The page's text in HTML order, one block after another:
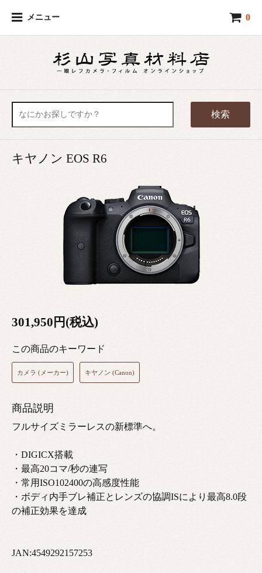
メニュー 0
検索
キヤノン EOS R6
301,950円(税込)
この商品のキーワード
カメラ (メーカー) キヤノン (Canon)
商品説明
フルサイズミラーレスの新標準へ。
・DIGICX搭載
・最高20コマ/秒の連写
・常用ISO102400の高感度性能
・ボディ内手ブレ補正とレンズの協調ISにより最高8.0段
の補正効果を達成
JAN:4549292157253